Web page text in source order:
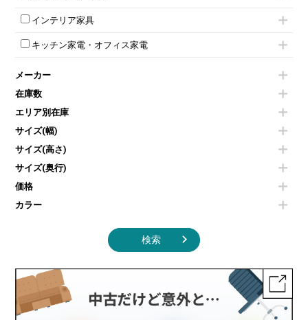
ワードローブ・クローゼット
平行スタックテーブル
会議テーブルその他
壁掛けホワイトボード
ホワイトボードその他
電話機（ビジネスフォン）
シュレッダー
スクリーン
その他OA機器
チェア用台車
演台・講演台・演説台
防音パネル
コートハンガー・ポールハンガー
傘立て
食器棚・キッチンキャビネット
カタログスタンド
オフィスアクセサリーその他
インテリア家具
モールドチェア
ダイニングチェア
カウンターテーブル
センターテーブル・サイドテーブル
ベンチ・スツール
ソファ
シェルフ
ダストボックス（ゴミ箱）
インテリア家具その他
キッチン家電・オフィス家電
冷蔵庫・洗濯機
空気清浄機・加湿器
液晶テレビ・モニター類
エアコン
掃除機
季節家電
メーカー
在庫数
エリア別在庫
サイズ(幅)
サイズ(高さ)
サイズ(奥行)
価格
カラー
検索